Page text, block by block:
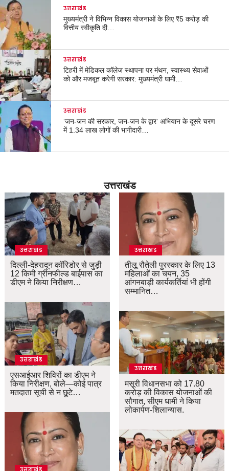
उत्तराखंड
मुख्यमंत्री ने विभिन्न विकास योजनाओं के लिए ₹5 करोड़ की
वित्तीय स्वीकृति दी…
उत्तराखंड
टिहरी में मेडिकल कॉलेज स्थापना पर मंथन, स्वास्थ्य सेवाओं
को और मजबूत करेगी सरकार: मुख्यमंत्री धामी…
उत्तराखंड
‘जन-जन की सरकार, जन-जन के द्वार’ अभियान के दूसरे चरण
में 1.34 लाख लोगों की भागीदारी…
उत्तराखंड
उत्तराखंड
दिल्ली-देहरादून कॉरिडोर से जुड़ी
12 किमी ग्रीनफील्ड बाईपास का
डीएम ने किया निरीक्षण…
उत्तराखंड
एसआईआर शिविरों का डीएम ने
किया निरीक्षण, बोले—कोई पात्र
मतदाता सूची से न छूटे…
उत्तराखंड
तीलू रौतेली पुरस्कार के लिए 13
महिलाओं का चयन, 35
आंगनबाड़ी कार्यकर्तियां भी होंगी
सम्मानित…
उत्तराखंड
मसूरी विधानसभा को 17.80
करोड़ की विकास योजनाओं की
सौगात, सीएम धामी ने किया
लोकार्पण-शिलान्यास.